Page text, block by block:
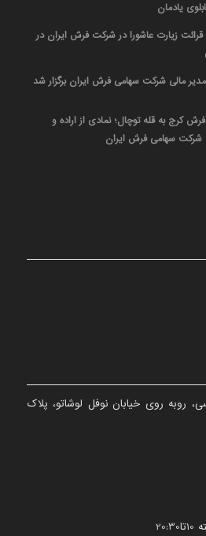
یادمان
قرائت زیارت عاشورا در شرکت فرش ایران در
مالی شرکت سهامی فرش ایران برگزار شد
کرج به قله توچال؛ نمادی از اراده و
شرکت سهامی فرش ایران
روبه روی خیابان نوفل لوشاتو، پلاک